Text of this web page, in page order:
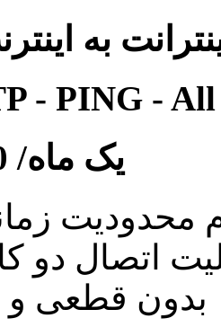
به
- PING -
یک ماه/
محدودیت
اتصال دو
بدون قطعی